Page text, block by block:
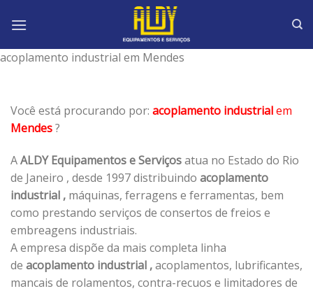
acoplamento industrial em Mendes
Você está procurando por: acoplamento industrialem
Mendes?
AALDY Equipamentos e Serviçosatua no Estado do Rio
de Janeiro , desde 1997 distribuindo acoplamento
industrial , máquinas, ferragens e ferramentas, bem
como prestando serviços de consertos de freios e
embreagens industriais.
A empresa dispõe da mais completa linha
de acoplamento industrial ,acoplamentos, lubrificantes,
mancais de rolamentos, contra-recuos e limitadores de